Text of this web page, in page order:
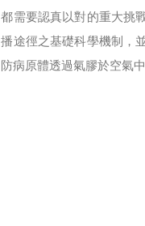
都需要認真以對的重大挑
播途徑之基礎科學機制，
防病原體透過氣膠於空氣